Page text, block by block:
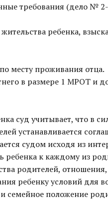
требования (дело №
ребенка,
месту проживания отца.
в размере 1 МРОТ и
суд учитывает, что в
устанавливается
судом исходя из
ребенка к каждому из
родителей,
ребенку условий для
семейное положение